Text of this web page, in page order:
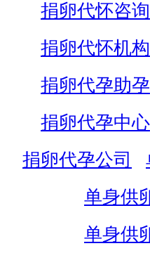
捐卵代怀咨询
捐卵代怀机构
捐卵代孕助孕
捐卵代孕中心
捐卵代孕公司
单身供
单身供